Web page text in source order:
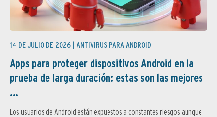
14 DE JULIO DE 2026 | ANTIVIRUS PARA ANDROID
Apps para proteger dispositivos Android en la
prueba de larga duración: estas son las mejores
...
Los usuarios de Android están expuestos a constantes riesgos aunque